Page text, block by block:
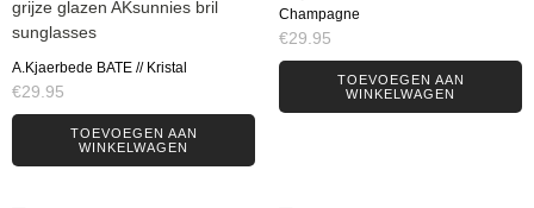
A.Kjaerbede BATE // Kristal
€29.95
TOEVOEGEN AAN
WINKELWAGEN
Champagne
€29.95
TOEVOEGEN AAN
WINKELWAGEN